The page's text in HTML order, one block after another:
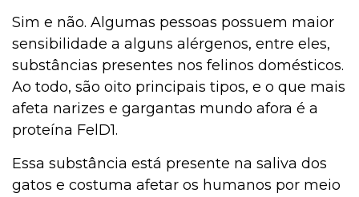
Sim e não. Algumas pessoas possuem maior
sensibilidade a alguns alérgenos, entre eles,
substâncias presentes nos felinos domésticos.
Ao todo, são oito principais tipos, e o que mais
afeta narizes e gargantas mundo afora é a
proteína FelD1.
Essa substância está presente na saliva dos
gatos e costuma afetar os humanos por meio